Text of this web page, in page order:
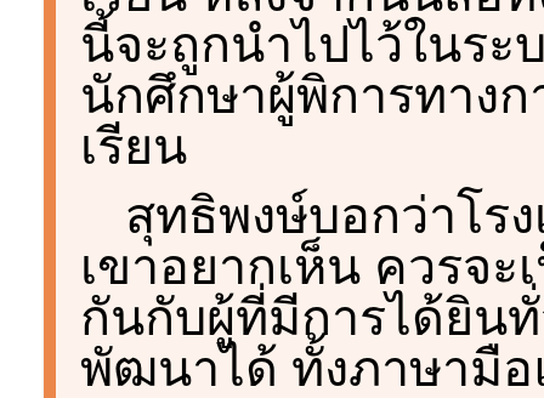
นี้จะถูกนำไปไว้ในระ
นักศึกษาผู้พิการทาง
เรียน
สุทธิพงษ์บอกว่าโร
เขาอยากเห็น ควรจ
กันกับผู้ที่มีการได้ยิน
พัฒนาได้ ทั้งภาษามือ